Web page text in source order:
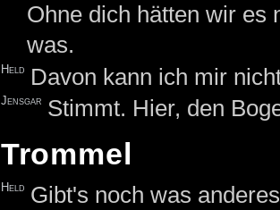
Ohne dich hätten wir es
was.
Held Davon kann ich mir
Jensgar Stimmt. Hier, den
Trommel
Held Gibt's noch was